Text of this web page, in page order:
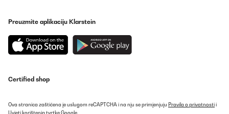
Preuzmite aplikaciju Klarstein
Certified shop
Ova stranica zaštićena je uslugom reCAPTCHA i na nju se primjenjuju Pravila o privatnostii
Uvjeti korištenja tvrtke Google.